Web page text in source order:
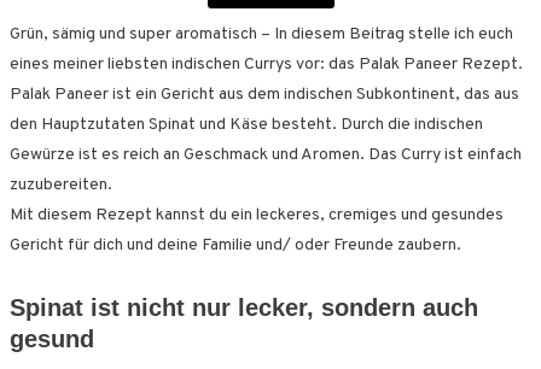
Grün, sämig und super aromatisch – In diesem Beitrag stelle ich euch
eines meiner liebsten indischen Currys vor: das Palak Paneer Rezept.
Palak Paneer ist ein Gericht aus dem indischen Subkontinent, das aus
den Hauptzutaten Spinat und Käse besteht. Durch die indischen
Gewürze ist es reich an Geschmack und Aromen. Das Curry ist einfach
zuzubereiten.
Mit diesem Rezept kannst du ein leckeres, cremiges und gesundes
Gericht für dich und deine Familie und/ oder Freunde zaubern.
Spinat ist nicht nur lecker, sondern auch
gesund